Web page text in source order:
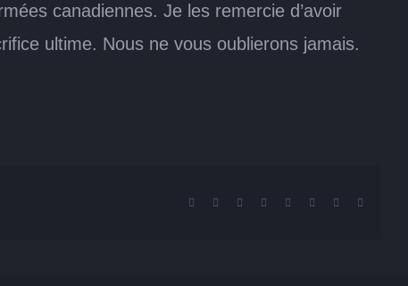
canadiennes. Je les remercie d’avoir
ultime. Nous ne vous oublierons jamais.
Facebook Reddit LinkedInTumblr Pinterest